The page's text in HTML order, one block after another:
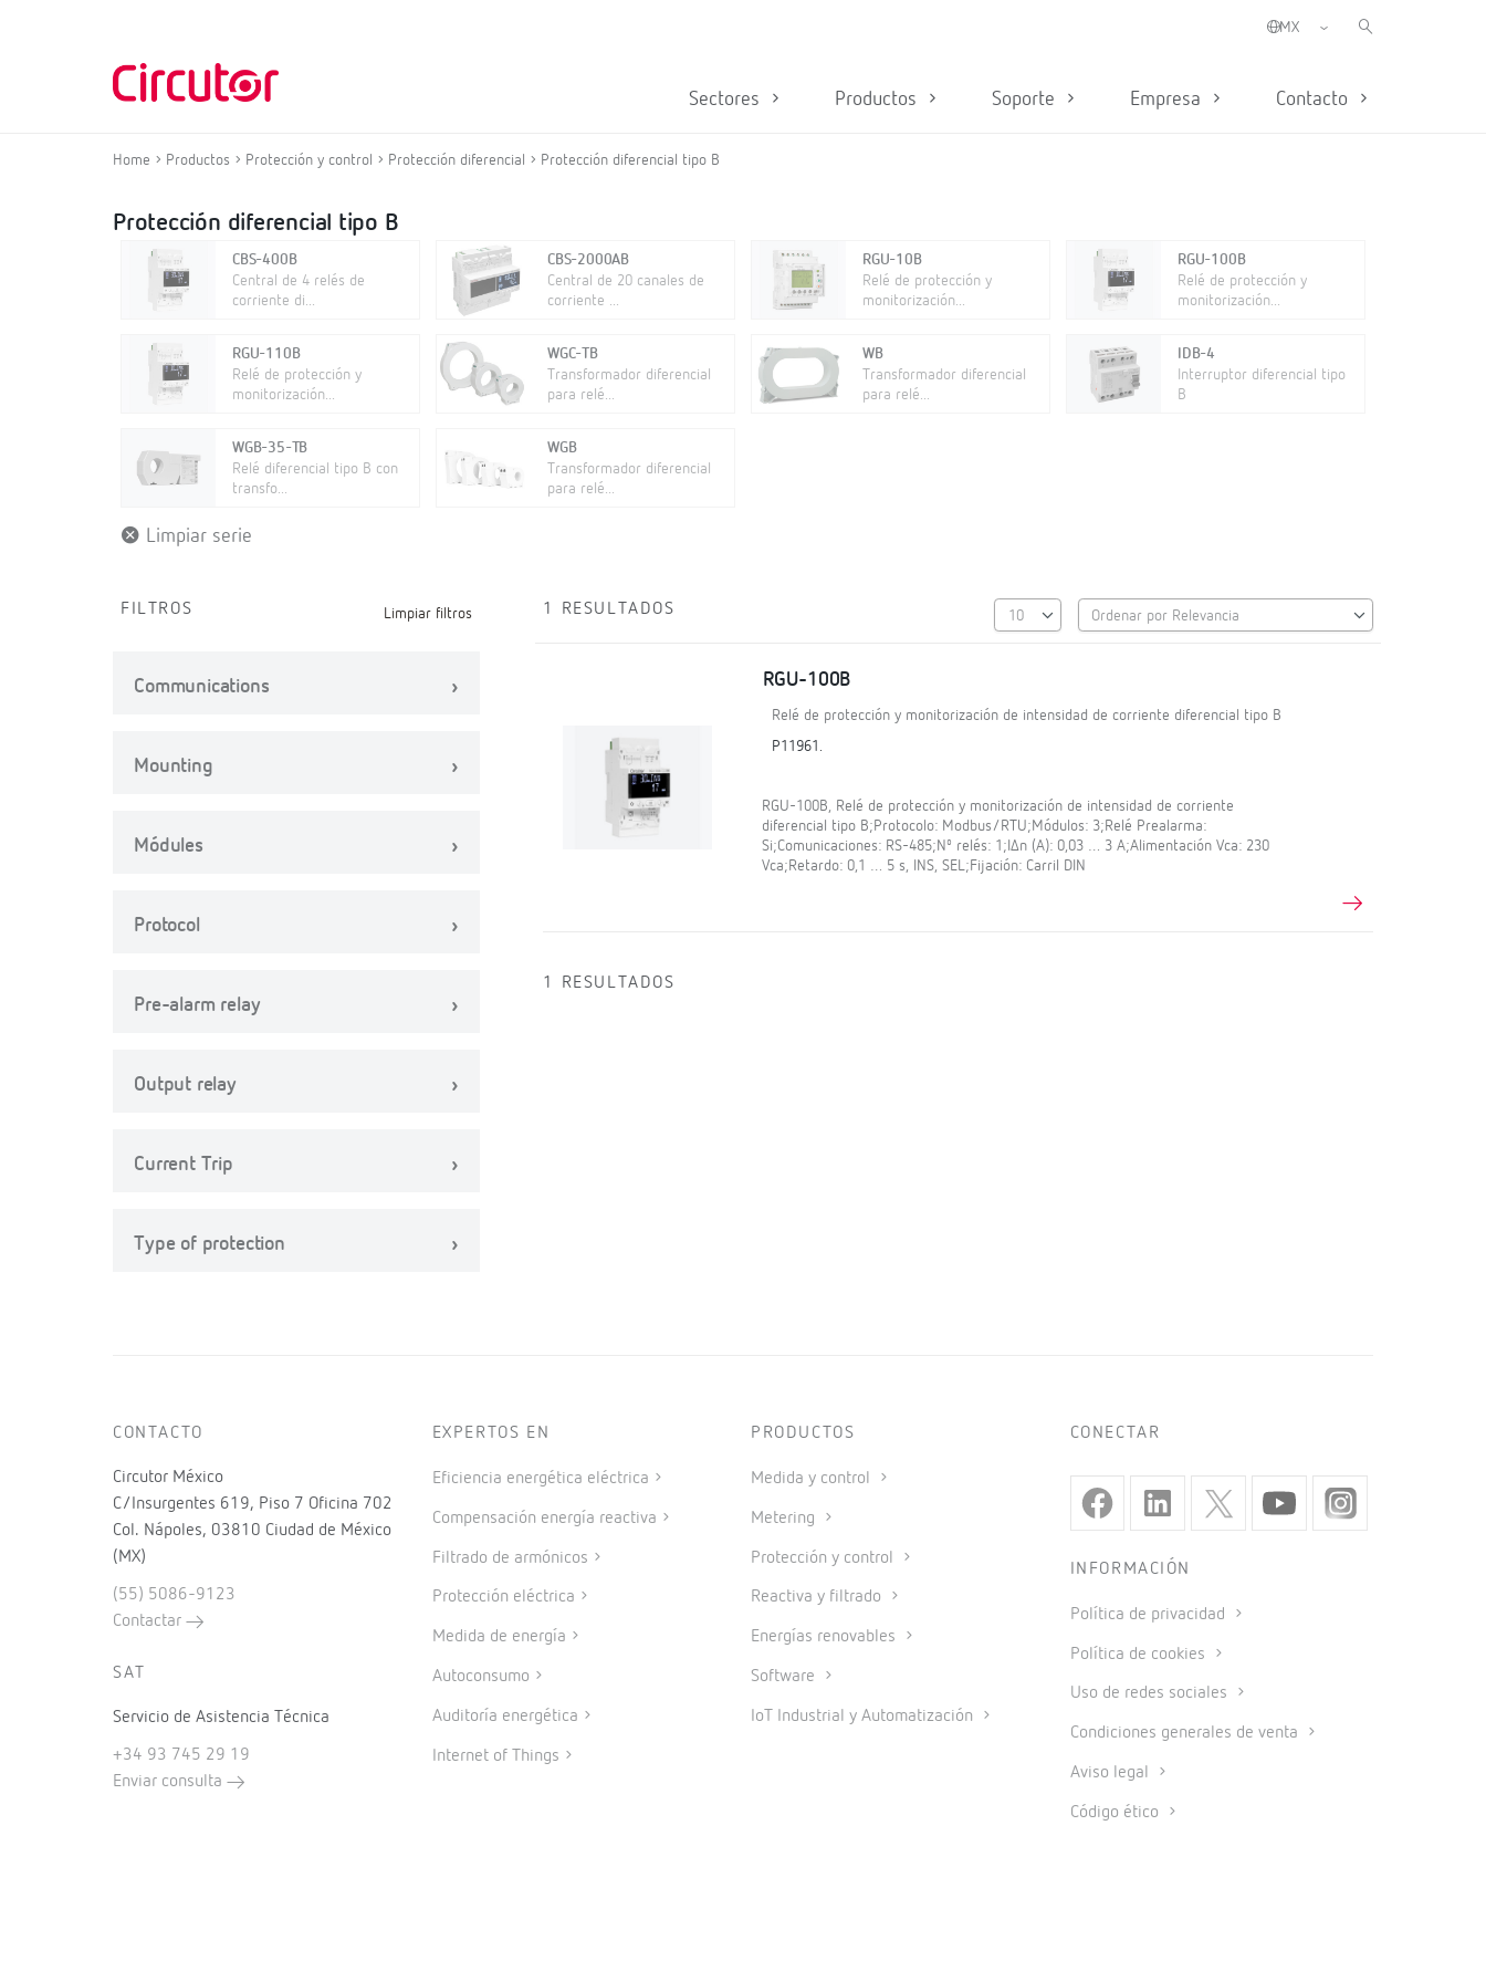
Sectores Productos Soporte Empresa Contacto
Home Productos Protección y control Protección diferencial Protección diferencial tipo B
Protección diferencial tipo B
CBS-400B
Central de 4 relés de
corriente di...
CBS-2000AB
Central de 20 canales de
corriente ...
RGU-10B
Relé de protección y
monitorización...
RGU-100B
Relé de protección y
monitorización...
RGU-110B
Relé de protección y
monitorización...
WGC-TB
Transformador diferencial
para relé...
WB
Transformador diferencial
para relé...
IDB-4
Interruptor diferencial tipo
B
WGB-35-TB
Relé diferencial tipo B con
transfo...
WGB
Transformador diferencial
para relé...
Limpiar serie
FILTROS Limpiar filtros
Communications
Mounting
Módules
Protocol
Pre-alarm relay
Output relay
Current Trip
Type of protection
1 RESULTADOS
RGU-100B
Relé de protección y monitorización de intensidad de corriente diferencial tipo B
P11961.
RGU-100B, Relé de protección y monitorización de intensidad de corriente
diferencial tipo B;Protocolo: Modbus/RTU;Módulos: 3;Relé Prealarma:
Si;Comunicaciones: RS-485;Nº relés: 1;IΔn (A): 0,03 … 3 A;Alimentación Vca: 230
Vca;Retardo: 0,1 … 5 s, INS, SEL;Fijación: Carril DIN
1 RESULTADOS
CONTACTO
Circutor México
C/Insurgentes 619, Piso 7 Oficina 702
Col. Nápoles, 03810 Ciudad de México
(MX)
(55) 5086-9123
Contactar
SAT
Servicio de Asistencia Técnica
+34 93 745 29 19
Enviar consulta
EXPERTOS EN
Eficiencia energética eléctrica
Compensación energía reactiva
Filtrado de armónicos
Protección eléctrica
Medida de energía
Autoconsumo
Auditoría energética
Internet of Things
PRODUCTOS
Medida y control
Metering
Protección y control
Reactiva y filtrado
Energías renovables
Software
IoT Industrial y Automatización
CONECTAR
INFORMACIÓN
Política de privacidad
Política de cookies
Uso de redes sociales
Condiciones generales de venta
Aviso legal
Código ético